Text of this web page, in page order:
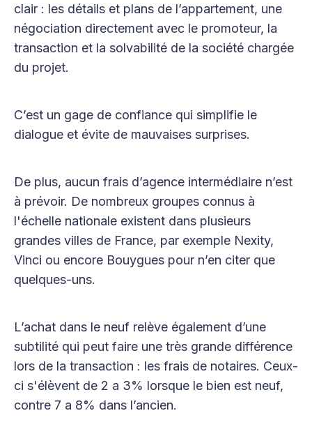
clair : les détails et plans de l’appartement, une
négociation directement avec le promoteur, la
transaction et la solvabilité de la société chargée
du projet.
C’est un gage de confiance qui simplifie le
dialogue et évite de mauvaises surprises.
De plus, aucun frais d’agence intermédiaire n’est
à prévoir. De nombreux groupes connus à
l'échelle nationale existent dans plusieurs
grandes villes de France, par exemple Nexity,
Vinci ou encore Bouygues pour n’en citer que
quelques-uns.
L’achat dans le neuf relève également d’une
subtilité qui peut faire une très grande différence
lors de la transaction : les frais de notaires. Ceux-
ci s'élèvent de 2 a 3% lorsque le bien est neuf,
contre 7 a 8% dans l’ancien.